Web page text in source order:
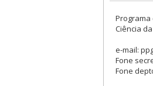
Programa
Ciência
e-mail:
Fone
Fone